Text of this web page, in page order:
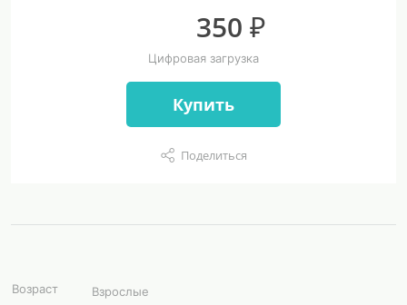
350 ₽
Цифровая загрузка
Купить
Поделиться
Возраст
Взрослые